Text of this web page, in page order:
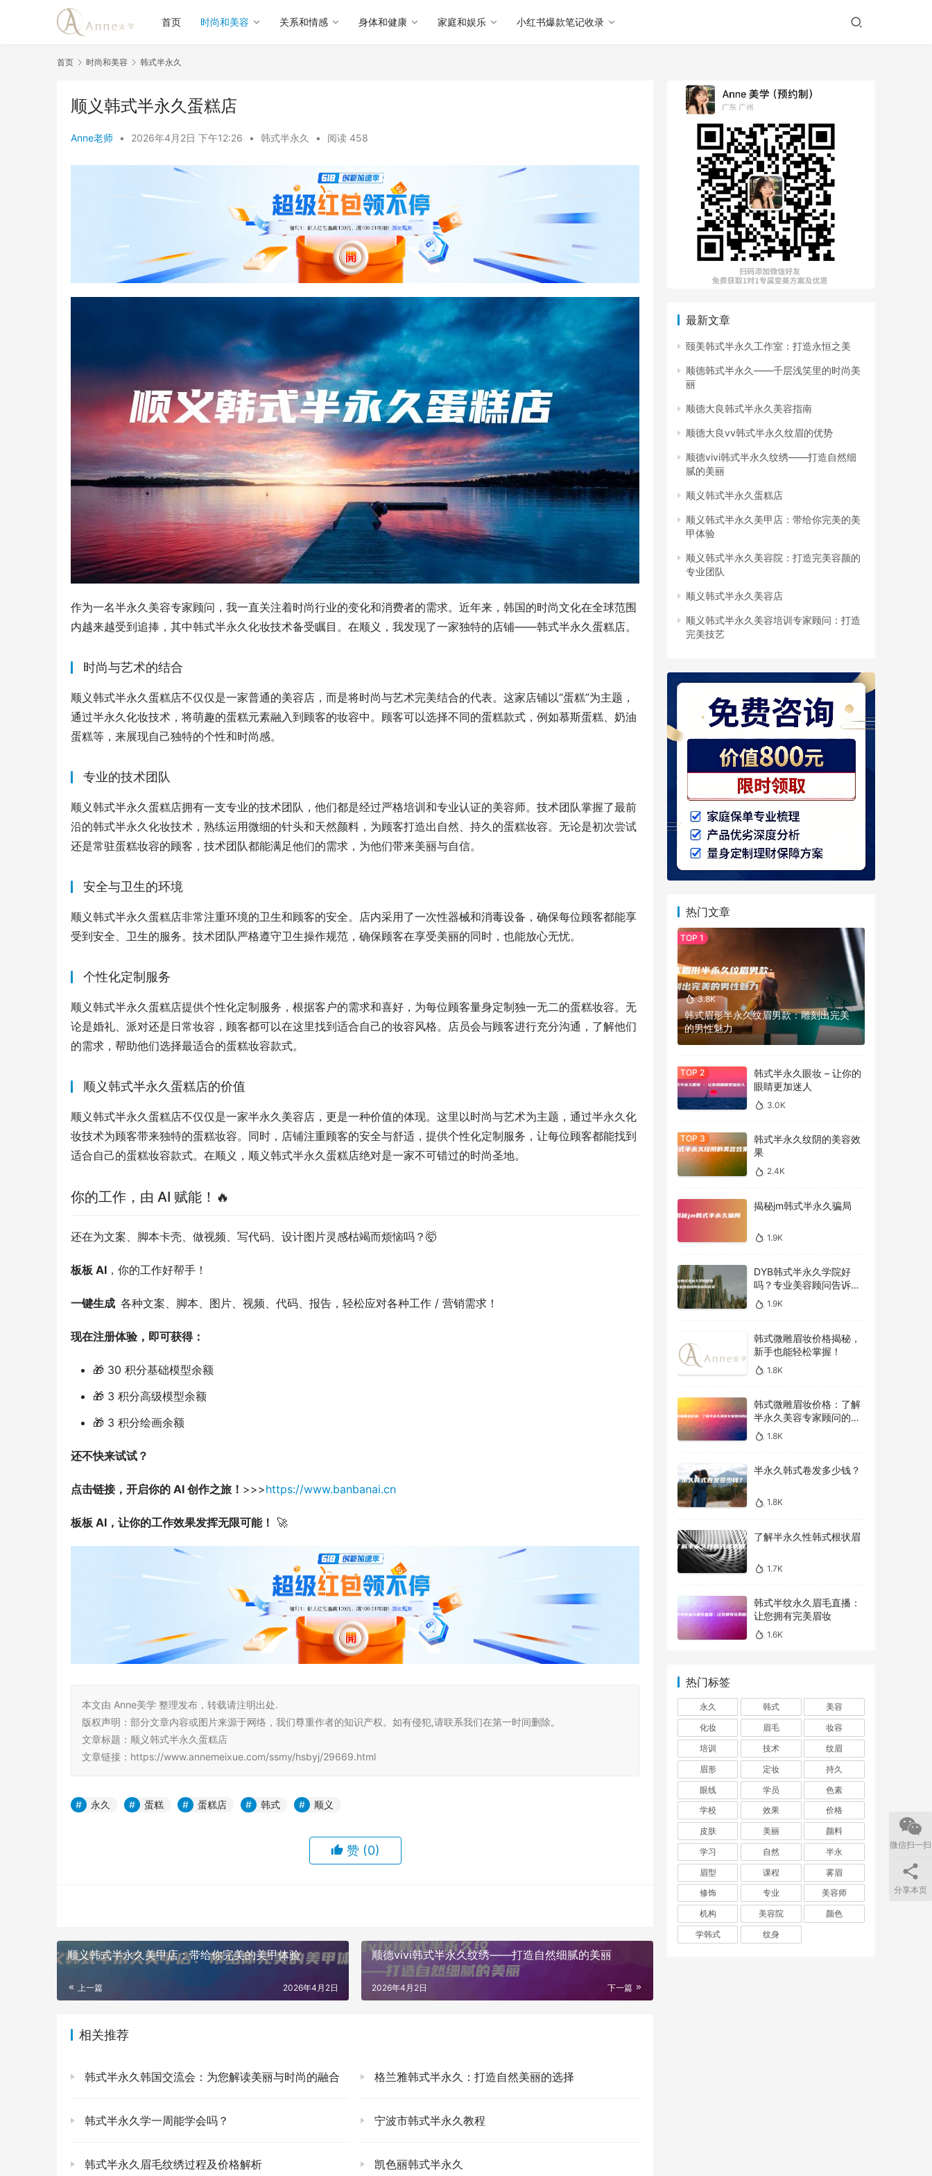
首页 时尚和美容 关系和情感 身体和健康 家庭和娱乐 小红书爆款笔记收录
首页 时尚和美容 韩式半永久
顺义韩式半永久蛋糕店
Anne老师 • 2026年4月2日 下午12:26 • 韩式半永久 • 阅读 458
作为一名半永久美容专家顾问，我一直关注着时尚行业的变化和消费者的需求。近年来，韩国的时尚文化在全球范围
内越来越受到追捧，其中韩式半永久化妆技术备受瞩目。在顺义，我发现了一家独特的店铺——韩式半永久蛋糕店。
时尚与艺术的结合
顺义韩式半永久蛋糕店不仅仅是一家普通的美容店，而是将时尚与艺术完美结合的代表。这家店铺以“蛋糕”为主题，
通过半永久化妆技术，将萌趣的蛋糕元素融入到顾客的妆容中。顾客可以选择不同的蛋糕款式，例如慕斯蛋糕、奶油
蛋糕等，来展现自己独特的个性和时尚感。
专业的技术团队
顺义韩式半永久蛋糕店拥有一支专业的技术团队，他们都是经过严格培训和专业认证的美容师。技术团队掌握了最前
沿的韩式半永久化妆技术，熟练运用微细的针头和天然颜料，为顾客打造出自然、持久的蛋糕妆容。无论是初次尝试
还是常驻蛋糕妆容的顾客，技术团队都能满足他们的需求，为他们带来美丽与自信。
安全与卫生的环境
顺义韩式半永久蛋糕店非常注重环境的卫生和顾客的安全。店内采用了一次性器械和消毒设备，确保每位顾客都能享
受到安全、卫生的服务。技术团队严格遵守卫生操作规范，确保顾客在享受美丽的同时，也能放心无忧。
个性化定制服务
顺义韩式半永久蛋糕店提供个性化定制服务，根据客户的需求和喜好，为每位顾客量身定制独一无二的蛋糕妆容。无
论是婚礼、派对还是日常妆容，顾客都可以在这里找到适合自己的妆容风格。店员会与顾客进行充分沟通，了解他们
的需求，帮助他们选择最适合的蛋糕妆容款式。
顺义韩式半永久蛋糕店的价值
顺义韩式半永久蛋糕店不仅仅是一家半永久美容店，更是一种价值的体现。这里以时尚与艺术为主题，通过半永久化
妆技术为顾客带来独特的蛋糕妆容。同时，店铺注重顾客的安全与舒适，提供个性化定制服务，让每位顾客都能找到
适合自己的蛋糕妆容款式。在顺义，顺义韩式半永久蛋糕店绝对是一家不可错过的时尚圣地。
你的工作，由 AI 赋能！🔥
还在为文案、脚本卡壳、做视频、写代码、设计图片灵感枯竭而烦恼吗？🤯
板板 AI ，你的工作好帮手！
一键生成 各种文案、脚本、图片、视频、代码、报告，轻松应对各种工作 / 营销需求！
现在注册体验，即可获得：
🎁 30 积分基础模型余额
🎁 3 积分高级模型余额
🎁 3 积分绘画余额
还不快来试试？
点击链接，开启你的 AI 创作之旅！ >>>https://www.banbanai.cn
板板 AI，让你的工作效果发挥无限可能！ 🚀
本文由 Anne美学 整理发布，转载请注明出处.
版权声明：部分文章内容或图片来源于网络，我们尊重作者的知识产权。如有侵犯,请联系我们在第一时间删除。
文章标题：顺义韩式半永久蛋糕店
文章链接：https://www.annemeixue.com/ssmy/hsbyj/29669.html
永久 蛋糕 蛋糕店 韩式 顺义
赞 (0)
顺义韩式半永久美甲店：带给你完美的美甲体验
上一篇 2026年4月2日
顺德vivi韩式半永久纹绣——打造自然细腻的美丽
下一篇
2026年4月2日
相关推荐
韩式半永久韩国交流会：为您解读美丽与时尚的融合 格兰雅韩式半永久：打造自然美丽的选择
韩式半永久学一周能学会吗？ 宁波市韩式半永久教程
韩式半永久眉毛纹绣过程及价格解析 凯色丽韩式半永久
最新文章
颐美韩式半永久工作室：打造永恒之美
顺德韩式半永久——千层浅笑里的时尚美
丽
顺德大良韩式半永久美容指南
顺德大良vv韩式半永久纹眉的优势
顺德vivi韩式半永久纹绣——打造自然细
腻的美丽
顺义韩式半永久蛋糕店
顺义韩式半永久美甲店：带给你完美的美
甲体验
顺义韩式半永久美容院：打造完美容颜的
专业团队
顺义韩式半永久美容店
顺义韩式半永久美容培训专家顾问：打造
完美技艺
热门文章
3.8K
韩式眉形半永久纹眉男款：雕刻出完美
的男性魅力
韩式半永久眼妆 – 让你的
眼睛更加迷人
3.0K
韩式半永久纹阴的美容效
果
2.4K
揭秘jm韩式半永久骗局
1.9K
DYB韩式半永久学院好
吗？专业美容顾问告诉你
答案！
1.9K
韩式微雕眉妆价格揭秘，
新手也能轻松掌握！
1.8K
韩式微雕眉妆价格：了解
半永久美容专家顾问的建
议 1.8K
半永久韩式卷发多少钱？
1.8K
了解半永久性韩式根状眉
1.7K
韩式半纹永久眉毛直播：
让您拥有完美眉妆
1.6K
热门标签
永久 韩式
美容
化妆
眉毛
妆容
培训
技术
纹眉
眉形
定妆
持久
眼线
学员
色素
学校
效果
价格
皮肤
美丽
颜料
学习
自然
半永
眉型
课程
雾眉
修饰
专业
美容师
机构
美容院
颜色
学韩式
纹身
微信扫一扫
分享本页